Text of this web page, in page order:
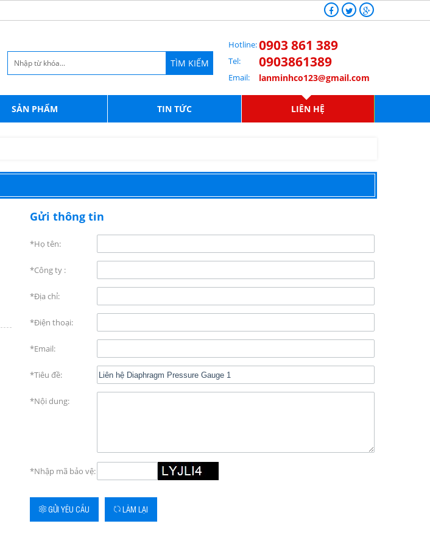
TÌM KIẾM
Hotline:0903 861 389
Tel: 0903861389
Email: lanminhco123@gmail.com
SẢN PHẨM TIN TỨC LIÊN HỆ
Gửi thông tin
*Họ tên:
*Công ty :
*Địa chỉ:
*Điện thoại:
*Email:
*Tiêu đề:
*Nội dung:
*Nhập mã bảo vệ:
GỬI YÊU CẦU LÀM LẠI